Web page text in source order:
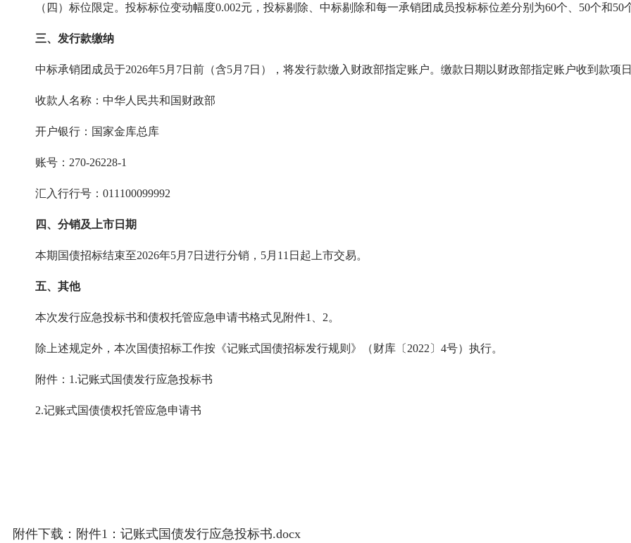
（四）标位限定。投标标位变动幅度0.002元，投标剔除、中标剔除和每一承销团成员投标标位差分别为60个、50个和50
三、发行款缴纳
中标承销团成员于2026年5月7日前（含5月7日），将发行款缴入财政部指定账户。缴款日期以财政部指定账户收到款项日
收款人名称：中华人民共和国财政部
开户银行：国家金库总库
账号：270-26228-1
汇入行行号：011100099992
四、分销及上市日期
本期国债招标结束至2026年5月7日进行分销，5月11日起上市交易。
五、其他
本次发行应急投标书和债权托管应急申请书格式见附件1、2。
除上述规定外，本次国债招标工作按《记账式国债招标发行规则》（财库〔2022〕4号）执行。
附件：1.记账式国债发行应急投标书
2.记账式国债债权托管应急申请书
附件下载： 附件1：记账式国债发行应急投标书.docx